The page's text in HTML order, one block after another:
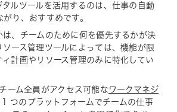
タルツールを活用するのは、仕事の自動
り、おすすめです。
は、チームのために何を優先するかが決
ソース管理ツールによっては、機能が限
ィ計画やリソース管理のみに特化してい
ーム全員がアクセス可能な ワークマネジ
1 つのプラットフォームでチームの仕事